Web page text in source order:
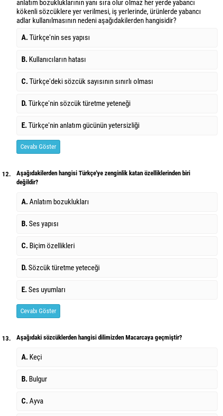
anlatım bozukluklarının yanı sıra olur olmaz her yerde yabancı
kökenli sözcüklere yer verilmesi, iş yerlerinde, ürünlerde yabancı
adlar kullanılmasının nedeni aşağıdakilerden hangisidir?
A.Türkçe'nin ses yapısı
B. Kullanıcıların hatası
C.Türkçe'deki sözcük sayısının sınırlı olması
D.Türkçe'nin sözcük türetme yeteneği
E.Türkçe'nin anlatım gücünün yetersizliği
Cevabı Göster
12.
Aşağıdakilerden hangisi Türkçe'ye zenginlik katan özelliklerinden biri
değildir?
A.Anlatım bozuklukları
B.Ses yapısı
C. Biçim özellikleri
D.Sözcük türetme yeteceği
E.Ses uyumları
Cevabı Göster
13. Aşağıdaki sözcüklerden hangisi dilimizden Macarcaya geçmiştir?
A. Keçi
B. Bulgur
C.Ayva